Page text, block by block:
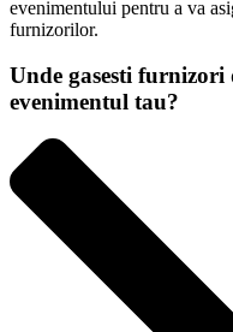
evenimentului pentru a va
furnizorilor.
Unde gasesti furnizori
evenimentul tau?